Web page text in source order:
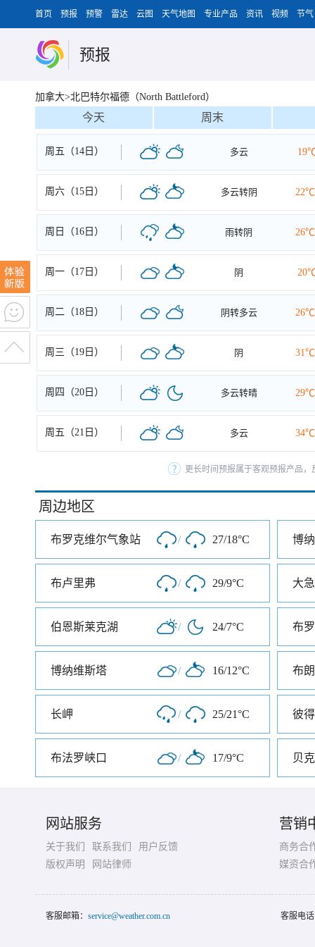
首页 预报 预警 雷达 云图 天气地图 专业产品 资讯 视频 节气
预报
加拿大>北巴特尔福德（North Battleford）
今天 周末
周五（14日） 多云
周六（15日） 多云转阴 22℃
周日（16日） 雨转阴 26℃
周一（17日） 阴
周二（18日） 阴转多云 26℃
周三（19日） 阴 31℃
周四（20日） 多云转晴 29℃
周五（21日） 多云 34℃
更长时间预报属于客观预报产品
周边地区
布罗克维尔气象站 / 27/18°C 博
布卢里弗 / 29/9°C 大
伯恩斯莱克湖 / 24/7°C 布
博纳维斯塔 / 16/12°C 布
长岬 / 25/21°C
布法罗峡口 / 17/9°C 贝
网站服务
关于我们 联系我们
用户反馈
版权声明
网站律师
营销
商务合
媒资合
客服邮箱： service@weather.com.cn 客服电